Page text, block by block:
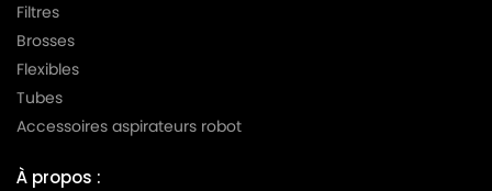
Filtres
Brosses
Flexibles
Tubes
Accessoires aspirateurs robot
À propos :